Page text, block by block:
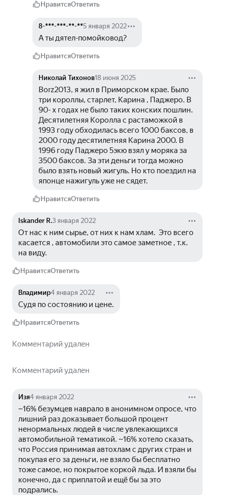
НравитсяОтветить
8-***-***-**-**5 января 2022
А ты дятел-помойковод?
НравитсяОтветить
Николай Тихонов18 июня 2025
Borz2013, я жил в Приморском крае. Было
три короллы, старлет, Карина , Паджеро. В
90- х годах не было таких конских пошлин.
Десятилетняя Королла с растаможкой в
1993 году обходилась всего 1000 баксов, в
2000 году десятилетняя Карина 2000. В
1996 году Паджеро 5экю взял у моряка за
3500 баксов. За эти деньги тогда можно
было взять новый жигуль. Но кто поездил на
японце нажигуль уже не сядет.
НравитсяОтветить
Iskander R.3 января 2022
От нас к ним сырье, от них к нам хлам.  Это всего
касается , автомобили это самое заметное , т.к.
на виду.
НравитсяОтветить
Владимир4 января 2022
Судя по состоянию и цене.
НравитсяОтветить
Комментарий удален
Комментарий удален
Изя4 января 2022
~16% безумцев наврало в анонимном опросе, что
лишний раз доказывает большой процент
ненормальных людей в числе увлекающихся
автомобильной тематикой. ~16% хотело сказать,
что Россия принимая автохлам с других стран и
покупая его за деньги, не взяло бы бесплатно
тоже самое, но покрытое коркой льда. И взяли бы
конечно, да с приплатой и ещё бы за это
подрались.